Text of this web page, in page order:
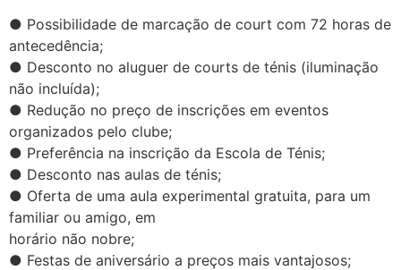
● Possibilidade de marcação de court com 72 horas de
antecedência;
● Desconto no aluguer de courts de ténis (iluminação
não incluída);
● Redução no preço de inscrições em eventos
organizados pelo clube;
● Preferência na inscrição da Escola de Ténis;
● Desconto nas aulas de ténis;
● Oferta de uma aula experimental gratuita, para um
familiar ou amigo, em
horário não nobre;
● Festas de aniversário a preços mais vantajosos;